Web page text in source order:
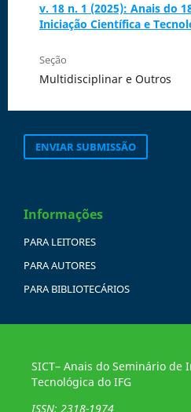
v. 18 n. 1 (2025): Anais do
Iniciação Científica e
Seção
Multidisciplinar e Outros
ENVIAR SUBMISSÃO
Informações
PARA LEITORES
PARA AUTORES
PARA BIBLIOTECÁRIOS
SICT– Anais do Seminário de
Tecnológica do IFG
ISSN: 2318-1974